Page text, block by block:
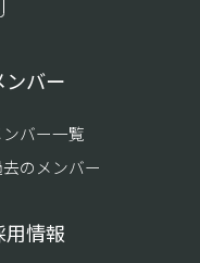
ンバー
ンバー一覧
去のメンバー
用情報